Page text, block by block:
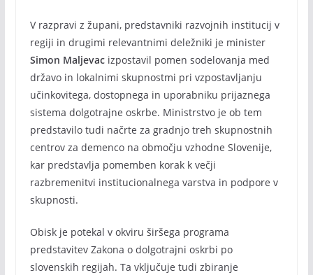
V razpravi z župani, predstavniki razvojnih institucij v
regiji in drugimi relevantnimi deležniki je minister
Simon Maljevacizpostavil pomen sodelovanja med
državo in lokalnimi skupnostmi pri vzpostavljanju
učinkovitega, dostopnega in uporabniku prijaznega
sistema dolgotrajne oskrbe. Ministrstvo je ob tem
predstavilo tudi načrte za gradnjo treh skupnostnih
centrov za demenco na območju vzhodne Slovenije,
kar predstavlja pomemben korak k večji
razbremenitvi institucionalnega varstva in podpore v
skupnosti.
Obisk je potekal v okviru širšega programa
predstavitev Zakona o dolgotrajni oskrbi po
slovenskih regijah. Ta vključuje tudi zbiranje